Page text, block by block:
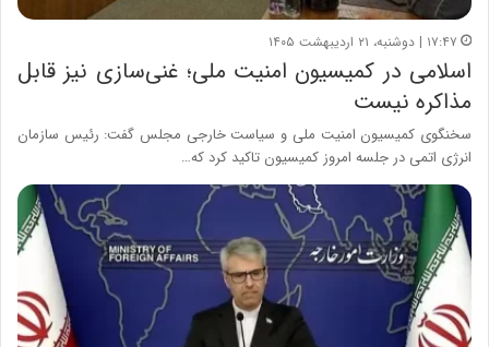
۱۷:۴۷ | دوشنبه، ۲۱ اردیبهشت ۱۴۰۵
اسلامی در کمیسیون امنیت ملی؛ غنی‌سازی نیز قابل
مذاکره نیست
سخنگوی کمیسیون امنیت ملی و سیاست خارجی مجلس گفت: رئیس سازمان
انرژی اتمی در جلسه امروز کمیسیون تاکید کرد که…